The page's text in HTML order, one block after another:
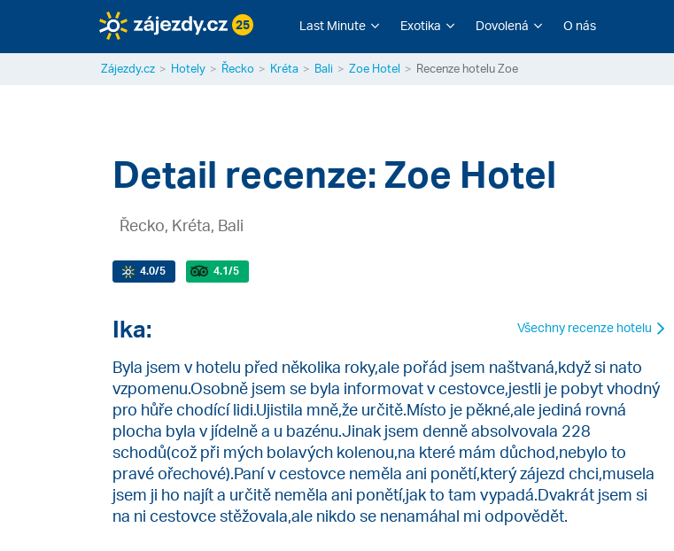
25 Last Minute Exotika Dovolená O nás
Zájezdy.cz Hotely Řecko Kréta Bali Zoe Hotel Recenze hotelu Zoe
Detail recenze: Zoe Hotel
Řecko, Kréta, Bali
4.0/5 4.1/5
Všechny recenze hotelu
Ika:
Byla jsem v hotelu před několika roky,ale pořád jsem naštvaná,když si nato
vzpomenu.Osobně jsem se byla informovat v cestovce,jestli je pobyt vhodný
pro hůře chodící lidi.Ujistila mně,že určitě.Místo je pěkné,ale jediná rovná
plocha byla v jídelně a u bazénu.Jinak jsem denně absolvovala 228
schodů(což při mých bolavých kolenou,na které mám důchod,nebylo to
pravé ořechové).Paní v cestovce neměla ani ponětí,který zájezd chci,musela
jsem ji ho najít a určitě neměla ani ponětí,jak to tam vypadá.Dvakrát jsem si
na ni cestovce stěžovala,ale nikdo se nenamáhal mi odpovědět.